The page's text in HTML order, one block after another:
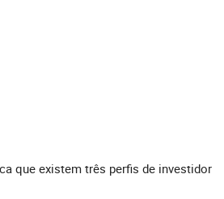
que existem três perfis de investidor